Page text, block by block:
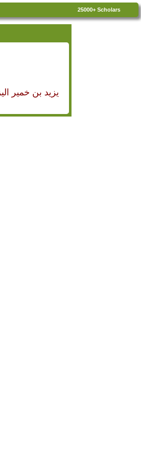
25000+ Scholars
يزيد بن خمير